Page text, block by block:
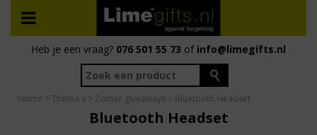
Heb je een vraag? 076 501 55 73 of info@limegifts.nl
Home > Thema's > Zomer giveaways > Bluetooth Headset
Bluetooth Headset